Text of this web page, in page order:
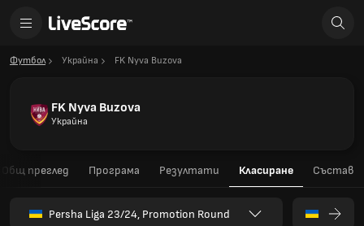
Футбол Украйна FK Nyva Buzova
FK Nyva Buzova
Украйна
Общ преглед Програма Резултати Класиране Състав
Persha Liga 23/24, Promotion Round